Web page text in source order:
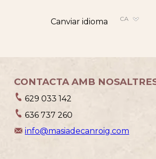
Canviar idioma CA
CONTACTA AMB
629 033 142
636 737 260
info@masiadecanroig.com